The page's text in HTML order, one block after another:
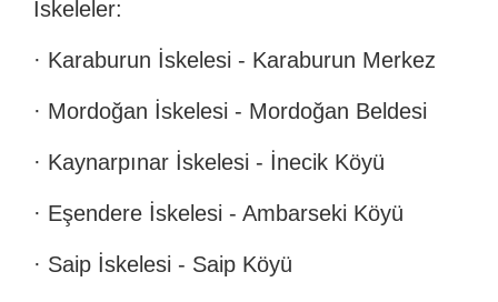
İskeleler:
· Karaburun İskelesi - Karaburun Merkez
· Mordoğan İskelesi - Mordoğan Beldesi
· Kaynarpınar İskelesi - İnecik Köyü
· Eşendere İskelesi - Ambarseki Köyü
· Saip İskelesi - Saip Köyü